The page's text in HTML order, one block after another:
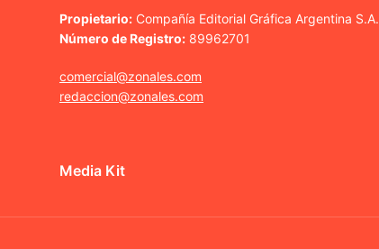
Propietario: Compañía Editorial Gráfica Argentina S.A.
Número de Registro: 89962701
comercial@zonales.com
redaccion@zonales.com
Media Kit